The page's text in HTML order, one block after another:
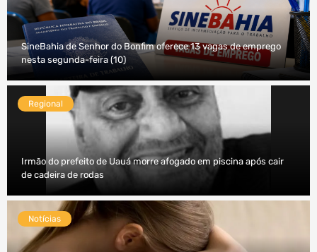
SineBahia de Senhor do Bonfim oferece 13 vagas de emprego
nesta segunda-feira (10)
Regional
Irmão do prefeito de Uauá morre afogado em piscina após cair
de cadeira de rodas
Notícias